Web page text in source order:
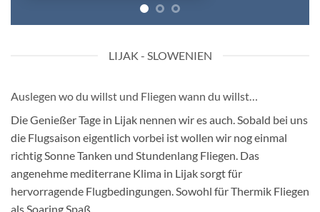
LIJAK - SLOWENIEN
Auslegen wo du willst und Fliegen wann du willst…
Die Genießer Tage in Lijak nennen wir es auch. Sobald bei uns
die Flugsaison eigentlich vorbei ist wollen wir nog einmal
richtig Sonne Tanken und Stundenlang Fliegen. Das
angenehme mediterrane Klima in Lijak sorgt für
hervorragende Flugbedingungen. Sowohl für Thermik Fliegen
als Soaring Spaß.